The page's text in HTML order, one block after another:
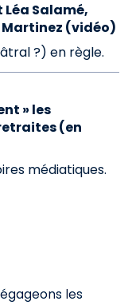
Salamé,
Martinez (vidéo)
?) en règle.
» les
(en
médiatiques.